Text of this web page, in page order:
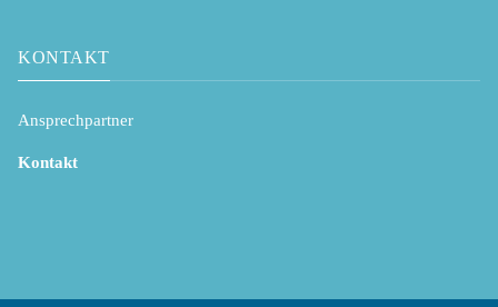
KONTAKT
Ansprechpartner
Kontakt